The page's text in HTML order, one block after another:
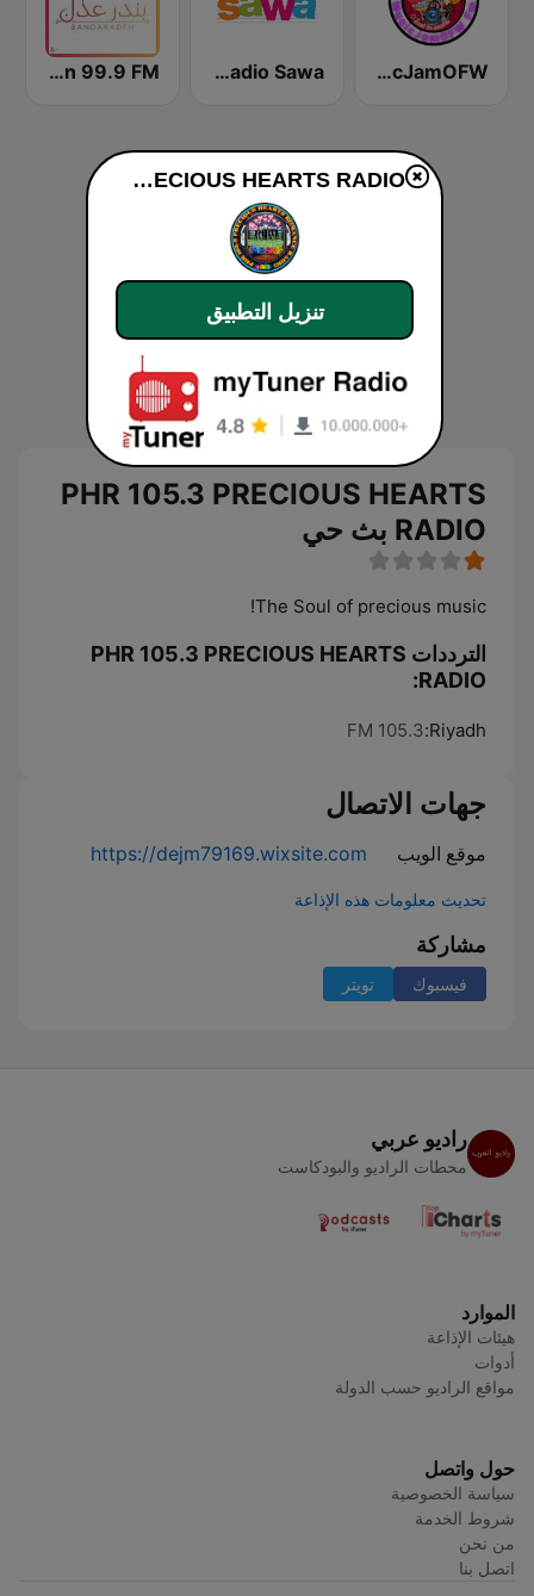
MusicJamOFW Radio Sawa (راديو سوا) Bandaraden 99.9 FM
PHR 105.3 PRECIOUS HEARTS
RADIO بث حي
The Soul of precious music!
الترددات PHR 105.3 PRECIOUS HEARTS
RADIO:
Riyadh:
105.3 FM
جهات الاتصال
موقع الويب https://dejm79169.wixsite.com
تحديث معلومات هذه الإذاعة
مشاركة
فيسبوك تويتر
راديو عربي
محطات الراديو والبودكاست
الموارد
هيئات الإذاعة
أدوات
مواقع الراديو حسب الدولة
حول واتصل
سياسة الخصوصية
شروط الخدمة
من نحن
اتصل بنا
PHR 105.3 PRECIOUS HEARTS RADIO
تنزيل التطبيق